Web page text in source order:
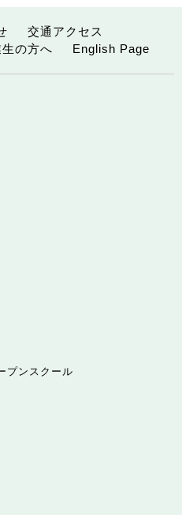
交通アクセス
の方へ English Page
プンスクール